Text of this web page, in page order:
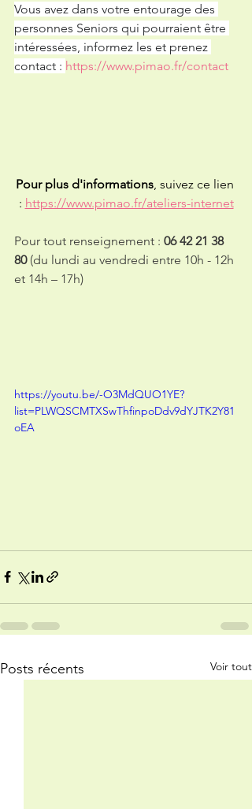
Vous avez dans votre entourage des
personnes Seniors qui pourraient être
intéressées, informez les et prenez
contact : https://www.pimao.fr/contact
Pour plus d'informations, suivez ce lien
: https://www.pimao.fr/ateliers-internet
Pour tout renseignement : 06 42 21 38
80 (du lundi au vendredi entre 10h - 12h
et 14h – 17h)
https://youtu.be/-O3MdQUO1YE?
list=PLWQSCMTXSwThfinpoDdv9dYJTK2Y81
oEA
Posts récents Voir tout